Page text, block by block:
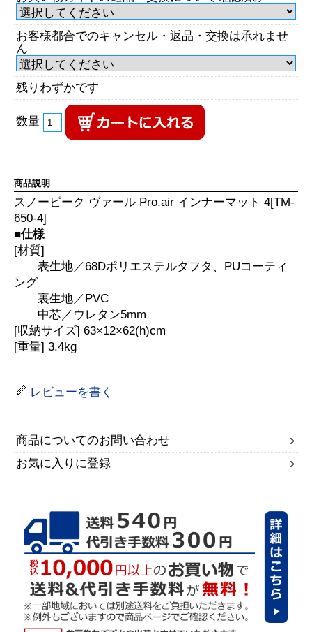
お客様都合でのキャンセル・返品・交換は承れませ
ん
残りわずかです
数量
商品説明
スノーピーク ヴァール Pro.air インナーマット 4[TM-
650-4]
■仕様
[材質]
表生地／68Dポリエステルタフタ、PUコーティ
ング
裏生地／PVC
中芯／ウレタン5mm
[収納サイズ] 63×12×62(h)cm
[重量] 3.4kg
レビューを書く
商品についてのお問い合わせ
お気に入りに登録